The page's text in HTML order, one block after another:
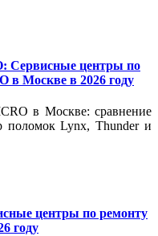
Сервисные центры по
в Москве в 2026 году
в Москве: сравнение
поломок Lynx, Thunder и
центры по ремонту
году